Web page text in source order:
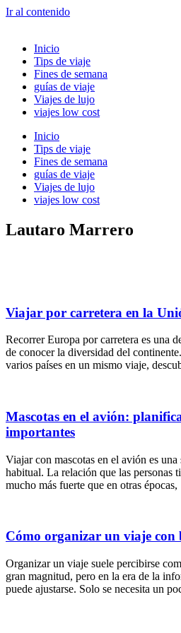
Ir al contenido
Inicio
Tips de viaje
Fines de semana
guías de viaje
Viajes de lujo
viajes low cost
Inicio
Tips de viaje
Fines de semana
guías de viaje
Viajes de lujo
viajes low cost
Lautaro Marrero
Viajar por carretera en la
Recorrer Europa por carretera es una
de conocer la diversidad del
varios países en un mismo viaje,
Mascotas en el avión:
importantes
Viajar con mascotas en el avión es
habitual. La relación que las personas
mucho más fuerte que en otras épocas,
Cómo organizar un viaje con
Organizar un viaje suele percibirse
gran magnitud, pero en la era de la
puede ajustarse. Solo se necesita un